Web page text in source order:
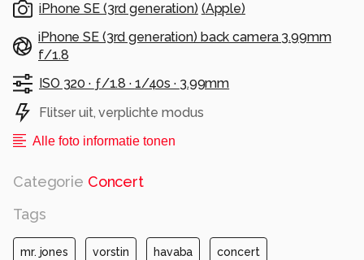
iPhone SE (3rd generation) (Apple)
iPhone SE (3rd generation) back camera 3.99mm
f/1.8
ISO 320 · ƒ/1.8 · 1/40s · 3.99mm
Flitser uit, verplichte modus
Alle foto informatie tonen
Categorie Concert
Tags
mr. jones vorstin havaba concert